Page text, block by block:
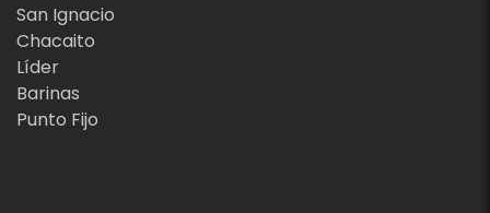
San Ignacio
Chacaito
Líder
Barinas
Punto Fijo